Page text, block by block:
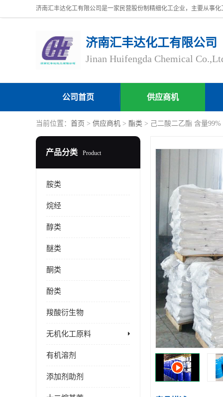
济南汇丰达化工有限公司
Jinan Huifengda Chemical
公司首页 供应商机
当前位置： 首页 > 供应商机 > 酯类 > 己二酸二乙酯 含量99%
产品分类 Product
胺类
烷经
醇类
醚类
酮类
酚类
羧酸衍生物
无机化工原料
有机溶剂
添加剂助剂